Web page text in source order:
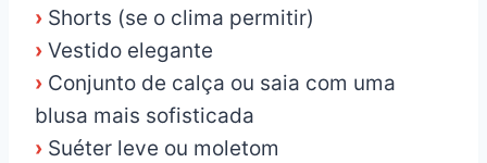
› Shorts (se o clima permitir)
› Vestido elegante
› Conjunto de calça ou saia com uma
blusa mais sofisticada
› Suéter leve ou moletom